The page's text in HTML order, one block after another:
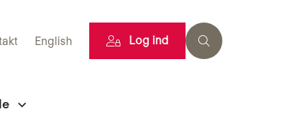
English Log ind